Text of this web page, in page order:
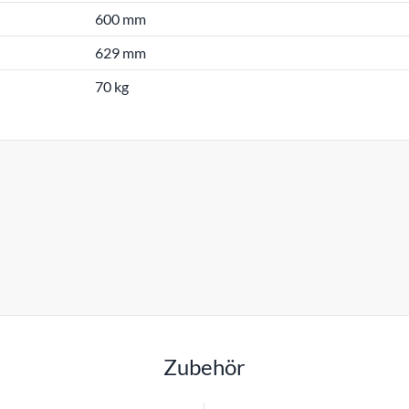
600 mm
629 mm
70 kg
Zubehör